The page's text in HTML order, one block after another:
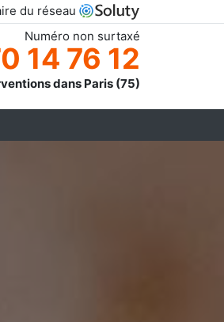
du réseau
Numéro non surtaxé
14 76 12
dans Paris (75)